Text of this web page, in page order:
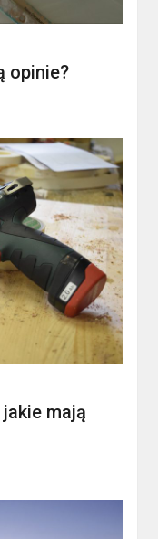
opinie?
mają